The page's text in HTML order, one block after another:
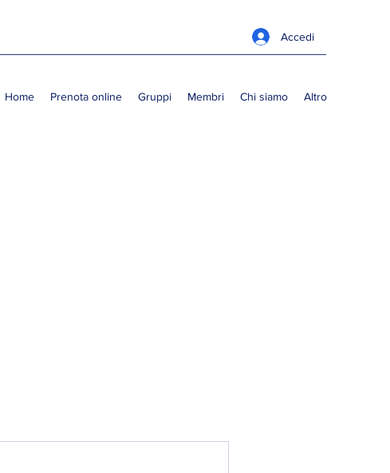
Accedi
Home Prenota online Gruppi Membri Chi siamo Altro